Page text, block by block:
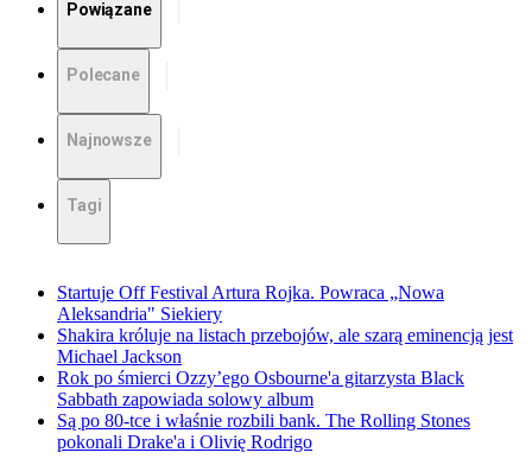
Powiązane
Polecane
Najnowsze
Tagi
Startuje Off Festival Artura Rojka. Powraca „Nowa
Aleksandria" Siekiery
Shakira króluje na listach przebojów, ale szarą eminencją jest
Michael Jackson
Rok po śmierci Ozzy’ego Osbourne'a gitarzysta Black
Sabbath zapowiada solowy album
Są po 80-tce i właśnie rozbili bank. The Rolling Stones
pokonali Drake'a i Olivię Rodrigo